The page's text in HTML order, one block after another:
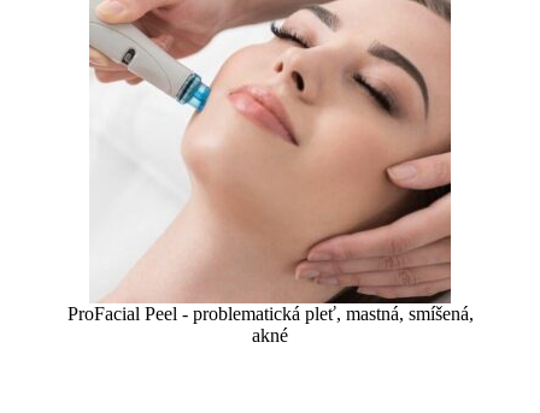
ProFacial Peel - problematická pleť, mastná, smíšená,
akné